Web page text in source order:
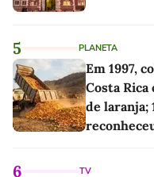
5 PLANETA
Em 1997,
Costa Rica
de laranja;
6 TV